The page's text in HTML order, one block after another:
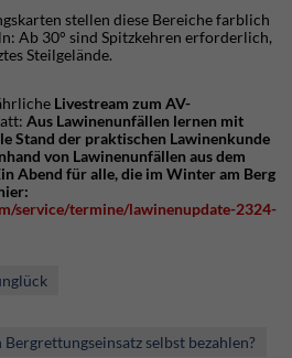
stellen diese Bereiche farblich
Ab 30° sind Spitzkehren erforderlich,
Steilgelände.
Livestream zum AV-
Aus Lawinenunfällen lernen mit
Stand der praktischen Lawinenkunde
von Lawinenunfällen aus dem
Abend für alle, die im Winter am Berg
service/termine/lawinenupdate-2324-
selbst bezahlen?